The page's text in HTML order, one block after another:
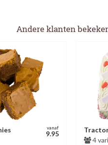
Andere klanten
vanaf
9.95
4